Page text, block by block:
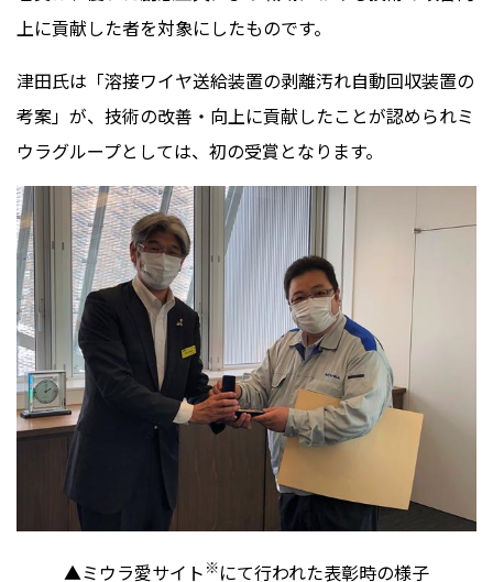
上に貢献した者を対象にしたものです。
津田氏は「溶接ワイヤ送給装置の剥離汚れ自動回収装置の
考案」が、技術の改善・向上に貢献したことが認められミ
ウラグループとしては、初の受賞となります。
▲ミウラ愛サイト ※にて行われた表彰時の様子